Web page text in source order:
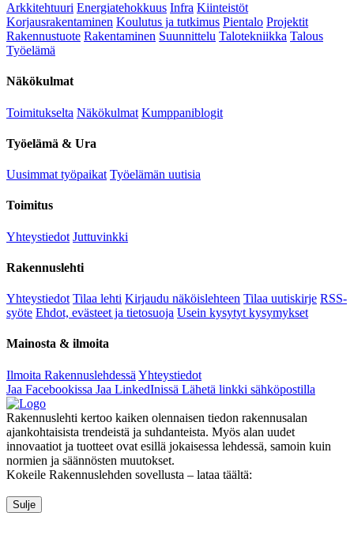
Arkkitehtuuri Energiatehokkuus Infra Kiinteistöt
Korjausrakentaminen Koulutus ja tutkimus Pientalo Projektit
Rakennustuote Rakentaminen Suunnittelu Talotekniikka Talous
Työelämä
Näkökulmat
Toimitukselta Näkökulmat Kumppaniblogit
Työelämä & Ura
Uusimmat työpaikat Työelämän uutisia
Toimitus
Yhteystiedot Juttuvinkki
Rakennuslehti
Yhteystiedot Tilaa lehti Kirjaudu näköislehteen Tilaa uutiskirje RSS-
syöte Ehdot, evästeet ja tietosuoja Usein kysytyt kysymykset
Mainosta & ilmoita
Ilmoita Rakennuslehdessä Yhteystiedot
Jaa Facebookissa Jaa LinkedInissä Lähetä linkki sähköpostilla
Rakennuslehti kertoo kaiken olennaisen tiedon rakennusalan
ajankohtaisista trendeistä ja suhdanteista. Myös alan uudet
innovaatiot ja tuotteet ovat esillä jokaisessa lehdessä, samoin kuin
normien ja säännösten muutokset.
Kokeile Rakennuslehden sovellusta – lataa täältä:
Sulje